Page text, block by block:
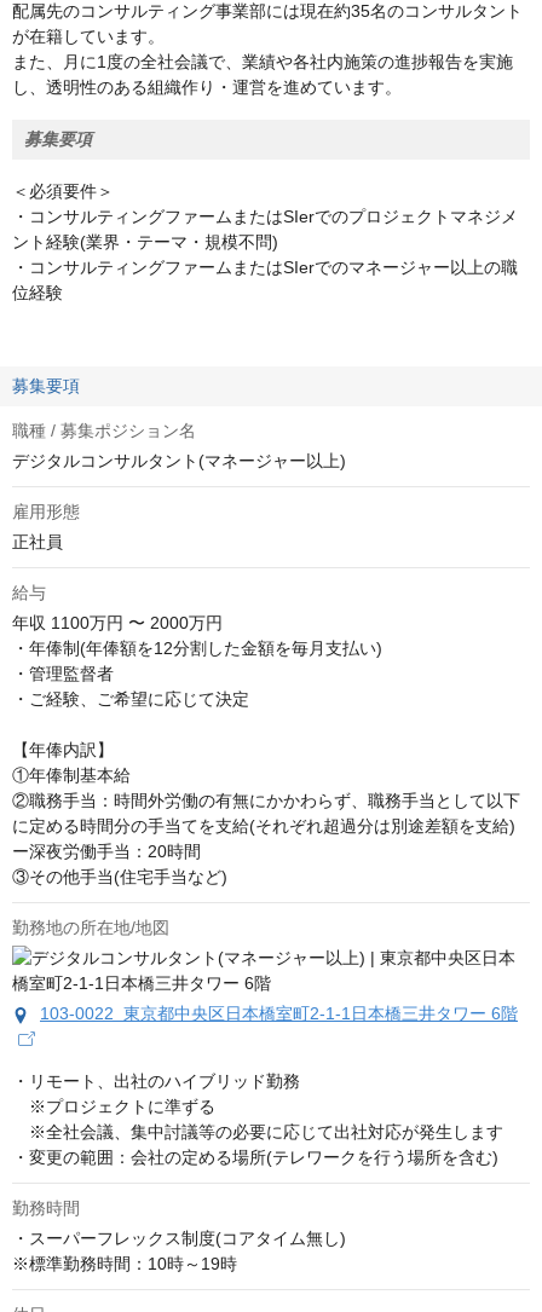
配属先のコンサルティング事業部には現在約35名のコンサルタント
が在籍しています。
また、月に1度の全社会議で、業績や各社内施策の進捗報告を実施
し、透明性のある組織作り・運営を進めています。
募集要項
＜必須要件＞
・コンサルティングファームまたはSIerでのプロジェクトマネジメ
ント経験(業界・テーマ・規模不問)
・コンサルティングファームまたはSIerでのマネージャー以上の職
位経験
募集要項
職種 / 募集ポジション名
デジタルコンサルタント(マネージャー以上)
雇用形態
正社員
給与
年収 1100万円 〜 2000万円
・年俸制(年俸額を12分割した金額を毎月支払い)
・管理監督者
・ご経験、ご希望に応じて決定
【年俸内訳】
①年俸制基本給
②職務手当：時間外労働の有無にかかわらず、職務手当として以下
に定める時間分の手当てを支給(それぞれ超過分は別途差額を支給)
ー深夜労働手当：20時間
③その他手当(住宅手当など)
勤務地の所在地/地図
103-0022 東京都中央区日本橋室町2-1-1日本橋三井タワー 6階
・リモート、出社のハイブリッド勤務
※プロジェクトに準ずる
※全社会議、集中討議等の必要に応じて出社対応が発生します
・変更の範囲：会社の定める場所(テレワークを行う場所を含む)
勤務時間
・スーパーフレックス制度(コアタイム無し)
※標準勤務時間：10時～19時